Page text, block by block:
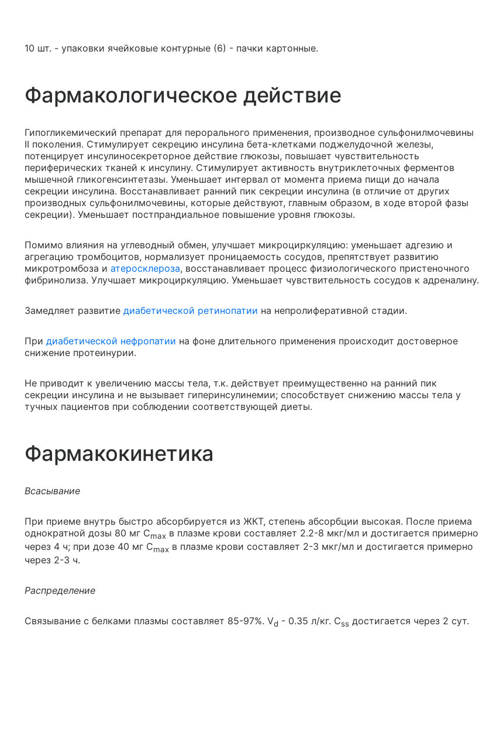
10 шт. - упаковки ячейковые контурные (6) - пачки картонные.
Фармакологическое действие
Гипогликемический препарат для перорального применения, производное сульфонилмочевины
II поколения. Стимулирует секрецию инсулина бета-клетками поджелудочной железы,
потенцирует инсулиносекреторное действие глюкозы, повышает чувствительность
периферических тканей к инсулину. Стимулирует активность внутриклеточных ферментов
мышечной гликогенсинтетазы. Уменьшает интервал от момента приема пищи до начала
секреции инсулина. Восстанавливает ранний пик секреции инсулина (в отличие от других
производных сульфонилмочевины, которые действуют, главным образом, в ходе второй фазы
секреции). Уменьшает постпрандиальное повышение уровня глюкозы.
Помимо влияния на углеводный обмен, улучшает микроциркуляцию: уменьшает адгезию и
агрегацию тромбоцитов, нормализует проницаемость сосудов, препятствует развитию
микротромбоза и атеросклероза, восстанавливает процесс физиологического пристеночного
фибринолиза. Улучшает микроциркуляцию. Уменьшает чувствительность сосудов к адреналину.
Замедляет развитие диабетической ретинопатии на непролиферативной стадии.
При диабетической нефропатии на фоне длительного применения происходит достоверное
снижение протеинурии.
Не приводит к увеличению массы тела, т.к. действует преимущественно на ранний пик
секреции инсулина и не вызывает гиперинсулинемии; способствует снижению массы тела у
тучных пациентов при соблюдении соответствующей диеты.
Фармакокинетика
Всасывание
При приеме внутрь быстро абсорбируется из ЖКТ, степень абсорбции высокая. После приема
однократной дозы 80 мг Cmax в плазме крови составляет 2.2-8 мкг/мл и достигается примерно
через 4 ч; при дозе 40 мг Cmax в плазме крови составляет 2-3 мкг/мл и достигается примерно
через 2-3 ч.
Распределение
Связывание с белками плазмы составляет 85-97%. Vd - 0.35 л/кг. Css достигается через 2 сут.